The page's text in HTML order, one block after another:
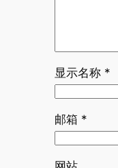
显示名称 *
邮箱 *